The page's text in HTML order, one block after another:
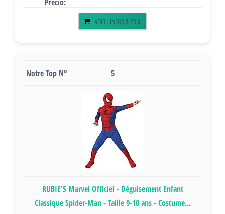
VOIR : INFOS & PRIX
5
RUBIE'S Marvel Officiel - Déguisement Enfant
Classique Spider-Man - Taille 9-10 ans - Costume...